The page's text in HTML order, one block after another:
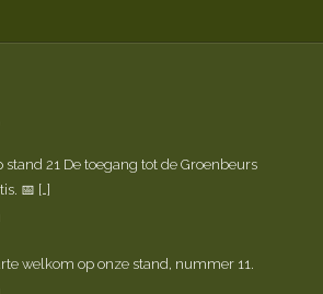
stand 21 De toegang tot de Groenbeurs
📅 […]
welkom op onze stand, nummer 11.